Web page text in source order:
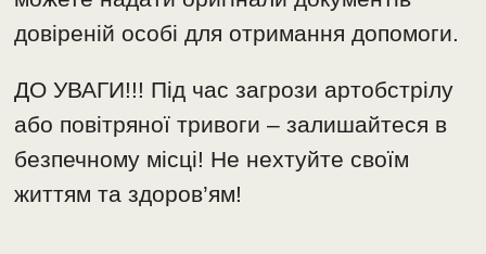
довіреній особі для отримання допомоги.
ДО УВАГИ!!! Під час загрози артобстрілу
або повітряної тривоги – залишайтеся в
безпечному місці! Не нехтуйте своїм
життям та здоров’ям!